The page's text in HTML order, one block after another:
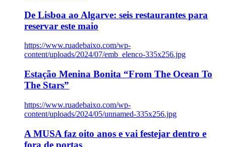
De Lisboa ao Algarve: seis restaurantes para
reservar este maio
https://www.ruadebaixo.com/wp-
content/uploads/2024/07/emb_elenco-335x256.jpg
Estação Menina Bonita “From The Ocean To
The Stars”
https://www.ruadebaixo.com/wp-
content/uploads/2024/05/unnamed-335x256.jpg
A MUSA faz oito anos e vai festejar dentro e
fora de portas